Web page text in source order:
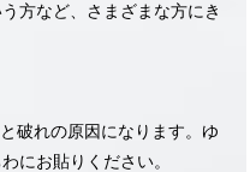
方など、さまざまな方にき
破れの原因になります。ゆ
にお貼りください。